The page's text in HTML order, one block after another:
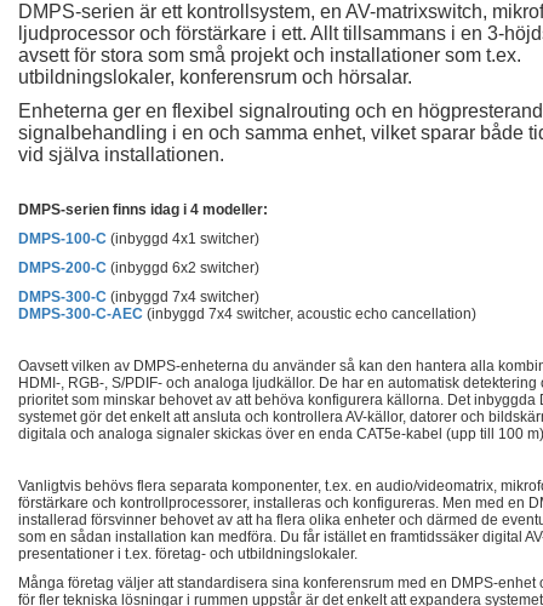
DMPS-serien är ett kontrollsystem, en AV-matrixswitch,
ljudprocessor och förstärkare i ett. Allt tillsammans i en 3-
avsett för stora som små projekt och installationer som t.ex.
utbildningslokaler, konferensrum och hörsalar.
Enheterna ger en flexibel signalrouting och en
signalbehandling i en och samma enhet, vilket sparar både
vid själva installationen.
DMPS-serien finns idag i 4 modeller:
DMPS-100-C (inbyggd 4x1 switcher)
DMPS-200-C (inbyggd 6x2 switcher)
DMPS-300-C (inbyggd 7x4 switcher)
DMPS-300-C-AEC (inbyggd 7x4 switcher, acoustic echo cancellation)
Oavsett vilken av DMPS-enheterna du använder så kan den hantera alla
HDMI-, RGB-, S/PDIF- och analoga ljudkällor. De har en automatisk
prioritet som minskar behovet av att behöva konfigurera källorna. Det inbyggda
systemet gör det enkelt att ansluta och kontrollera AV-källor, datorer och
digitala och analoga signaler skickas över en enda CAT5e-kabel (upp till 100
Vanligtvis behövs flera separata komponenter, t.ex. en audio/videomatrix,
förstärkare och kontrollprocessorer, installeras och konfigureras. Men med en
installerad försvinner behovet av att ha flera olika enheter och därmed de
som en sådan installation kan medföra. Du får istället en framtidssäker digital
presentationer i t.ex. företag- och utbildningslokaler.
Många företag väljer att standardisera sina konferensrum med en DMPS-enhet
för fler tekniska lösningar i rummen uppstår är det enkelt att expandera